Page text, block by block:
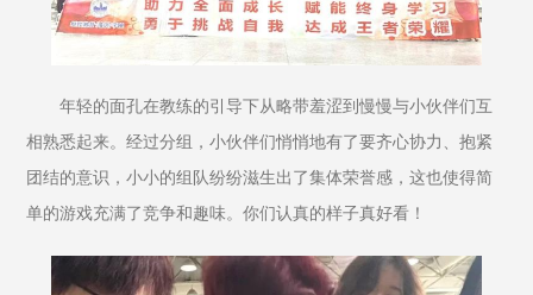
年轻的面孔在教练的引导下从略带羞涩到慢慢与小伙伴们互
相熟悉起来。经过分组，小伙伴们悄悄地有了要齐心协力、抱紧
团结的意识，小小的组队纷纷滋生出了集体荣誉感，这也使得简
单的游戏充满了竞争和趣味。你们认真的样子真好看！